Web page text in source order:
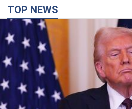
TOP NEWS